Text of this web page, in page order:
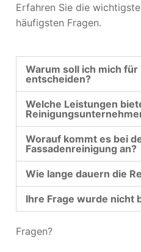
Erfahren Sie die
häufigsten Fragen.
Warum soll ich mich für
entscheiden?
Welche Leistungen
Worauf kommt es bei
Fassadenreinigung an?
Wie lange dauern die
Ihre Frage wurde nicht
Fragen?